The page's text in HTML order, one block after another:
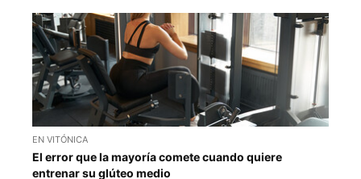
EN VITÓNICA
El error que la mayoría comete cuando quiere
entrenar su glúteo medio